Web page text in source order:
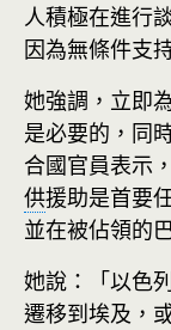
人積極在進行
因為無條件支
她強調，立即
是必要的，同
合國官員表示
供援助是首要
並在被佔領的
她說：「以色
遷移到埃及，